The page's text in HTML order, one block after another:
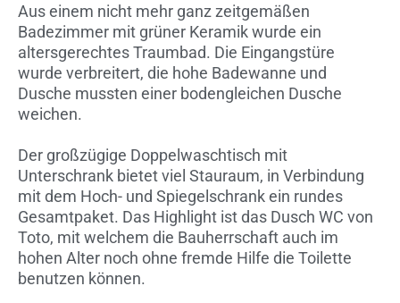
Aus einem nicht mehr ganz zeitgemäßen
Badezimmer mit grüner Keramik wurde ein
altersgerechtes Traumbad. Die Eingangstüre
wurde verbreitert, die hohe Badewanne und
Dusche mussten einer bodengleichen Dusche
weichen.
Der großzügige Doppelwaschtisch mit
Unterschrank bietet viel Stauraum, in Verbindung
mit dem Hoch- und Spiegelschrank ein rundes
Gesamtpaket. Das Highlight ist das Dusch WC von
Toto, mit welchem die Bauherrschaft auch im
hohen Alter noch ohne fremde Hilfe die Toilette
benutzen können.